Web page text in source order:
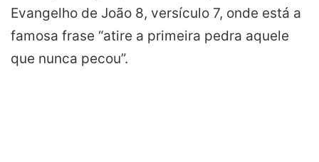
Evangelho de João 8, versículo 7, onde está a
famosa frase “atire a primeira pedra aquele
que nunca pecou”.